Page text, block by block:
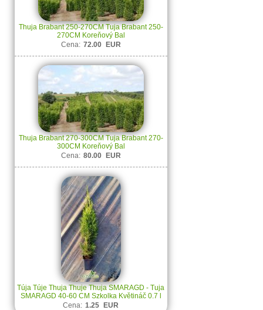
Thuja Brabant 250-270CM Tuja Brabant 250-
270CM Koreňový Bal
Cena: 72.00 EUR
Thuja Brabant 270-300CM Tuja Brabant 270-
300CM Koreňový Bal
Cena: 80.00 EUR
Túja Túje Thuja Thuje Thuja SMARAGD - Tuja
SMARAGD 40-60 CM Szkolka Květináč 0.7 l
Cena: 1.25 EUR